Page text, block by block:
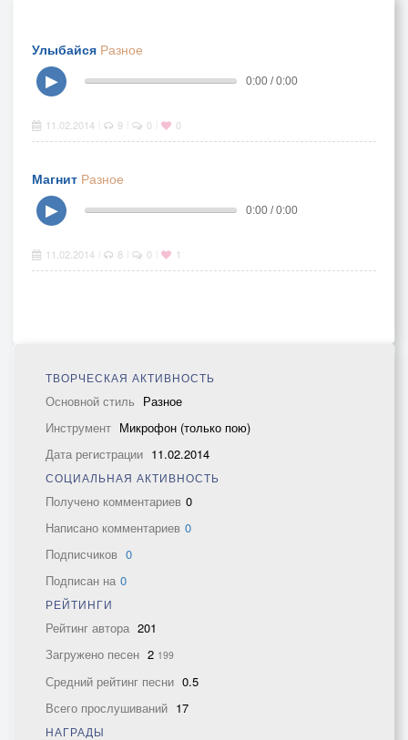
Улыбайся Разное
▶
0:00 / 0:00
11.02.2014 9 0 0
Магнит Разное
▶
0:00 / 0:00
11.02.2014 8 0 1
ТВОРЧЕСКАЯ АКТИВНОСТЬ
Основной стиль Разное
Инструмент Микрофон (только пою)
Дата регистрации 11.02.2014
СОЦИАЛЬНАЯ АКТИВНОСТЬ
Получено комментариев 0
Написано комментариев 0
Подписчиков 0
Подписан на 0
РЕЙТИНГИ
Рейтинг автора 201
Загружено песен 2 199
Средний рейтинг песни 0.5
Всего прослушиваний 17
НАГРАДЫ